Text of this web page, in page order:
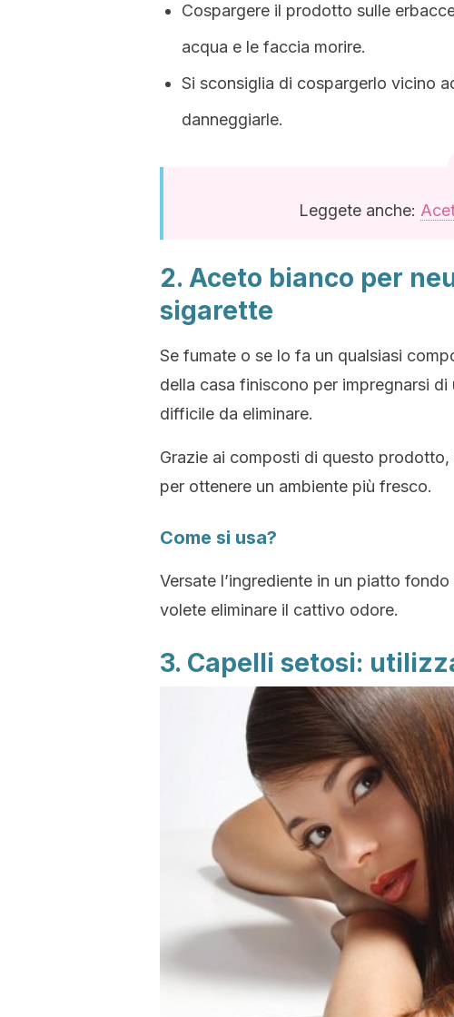
Cospargere il prodotto sulle
acqua e le faccia morire.
Si sconsiglia di cospargerlo vicino
danneggiarle.
Leggete anche:
2. Aceto bianco per
sigarette
Se fumate o se lo fa un qualsiasi
della casa finiscono per impregnarsi
difficile da eliminare.
Grazie ai composti di questo
per ottenere un ambiente più fresco.
Come si usa?
Versate l’ingrediente in un piatto
volete eliminare il cattivo odore.
3. Capelli setosi: